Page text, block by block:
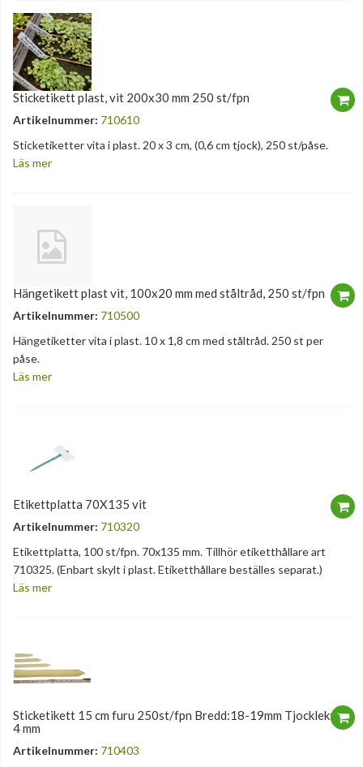
Sticketikett plast, vit 200x30 mm 250 st/fpn
Artikelnummer: 710610
Sticketiketter vita i plast. 20 x 3 cm, (0,6 cm tjock), 250 st/påse.
Läs mer
Hängetikett plast vit, 100x20 mm med ståltråd, 250 st/fpn
Artikelnummer: 710500
Hängetiketter vita i plast. 10 x 1,8 cm med ståltråd. 250 st per
påse.
Läs mer
Etikettplatta 70X135 vit
Artikelnummer: 710320
Etikettplatta, 100 st/fpn. 70x135 mm. Tillhör etiketthållare art
710325. (Enbart skylt i plast. Etiketthållare beställes separat.)
Läs mer
Sticketikett 15 cm furu 250st/fpn Bredd:18-19mm Tjocklek: 3-
4 mm
Artikelnummer: 710403